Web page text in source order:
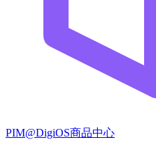
PIM@DigiOS商品中心